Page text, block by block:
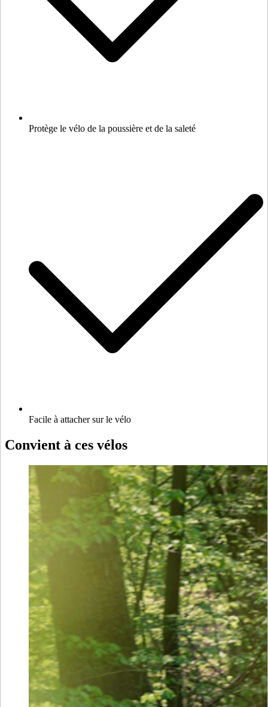
Protège le vélo de la poussière et de la saleté
Facile à attacher sur le vélo
Convient à ces vélos